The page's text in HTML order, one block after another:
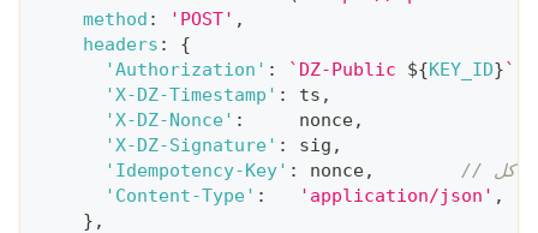
method : 'POST' ,
headers :
{
'Authorization' : ` DZ-Public ${KEY_ID}`
'X-DZ-Timestamp' : ts ,
'X-DZ-Nonce' :
     nonce
,
'X-DZ-Signature' : sig ,
'Idempotency-Key' : nonce,
'Content-Type' : 'application/json' ,
} ,